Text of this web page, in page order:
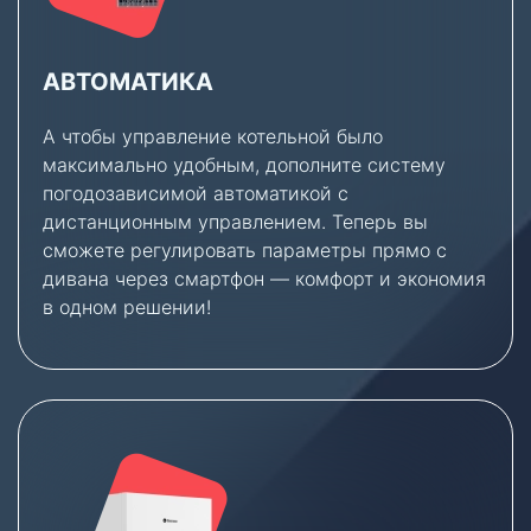
АВТОМАТИКА
А чтобы управление котельной было
максимально удобным, дополните систему
погодозависимой автоматикой с
дистанционным управлением. Теперь вы
сможете регулировать параметры прямо с
дивана через смартфон — комфорт и экономия
в одном решении!